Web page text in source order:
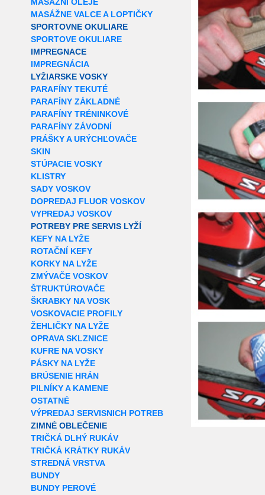
MASÁŽNE VALCE A LOPTIČKY
SPORTOVNE OKULIARE
SPORTOVE OKULIARE
IMPREGNACE
IMPREGNÁCIA
LYŽIARSKE VOSKY
PARAFÍNY TEKUTÉ
PARAFÍNY ZÁKLADNÉ
PARAFÍNY TRÉNINKOVÉ
PARAFÍNY ZÁVODNÍ
PRÁŠKY A URÝCHĽOVAČE
SKIN
STÚPACIE VOSKY
KLISTRY
SADY VOSKOV
DOPREDAJ FLUOR VOSKOV
VYPREDAJ VOSKOV
POTREBY PRE SERVIS LYŽÍ
KEFY NA LYŽE
ROTAČNÍ KEFY
KORKY NA LYŽE
ZMÝVAČE VOSKOV
ŠTRUKTÚROVAČE
ŠKRABKY NA VOSK
VOSKOVACIE PROFILY
ŽEHLIČKY NA LYŽE
OPRAVA SKLZNICE
KUFRE NA VOSKY
PÁSKY NA LYŽE
BRÚSENIE HRÁN
PILNÍKY A KAMENE
OSTATNÉ
VÝPREDAJ SERVISNICH POTREB
ZIMNÉ OBLEČENIE
TRIČKÁ DLHÝ RUKÁV
TRIČKÁ KRÁTKY RUKÁV
STREDNÁ VRSTVA
BUNDY
BUNDY PEROVÉ